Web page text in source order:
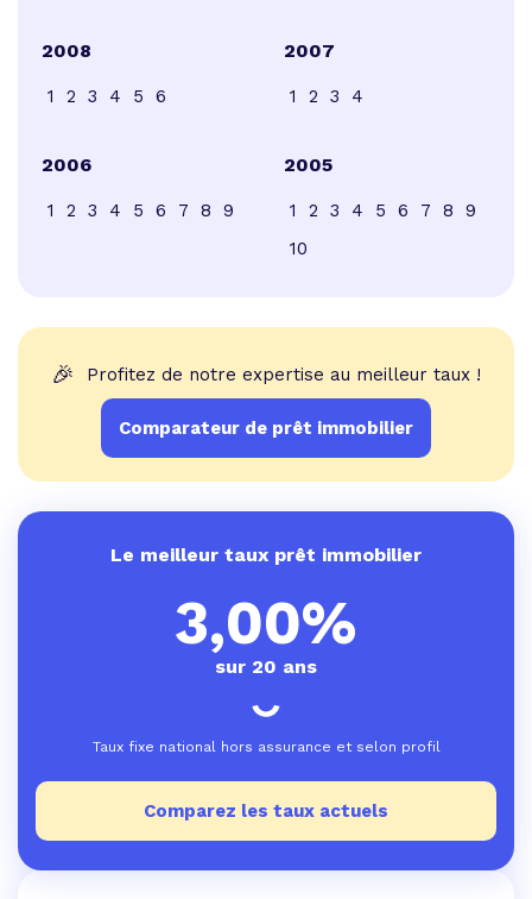
2008
1 2 3 4 5 6
2007
1 2 3 4
2006
1 2 3 4 5 6 7 8 9
2005
1 2 3 4 5 6 7 8
9
10
🎉 Profitez de notre expertise au meilleur taux !
Comparateur de prêt immobilier
Le meilleur taux prêt immobilier
3,00%
sur 20 ans
Taux fixe national hors assurance et selon profil
Comparez les taux actuels